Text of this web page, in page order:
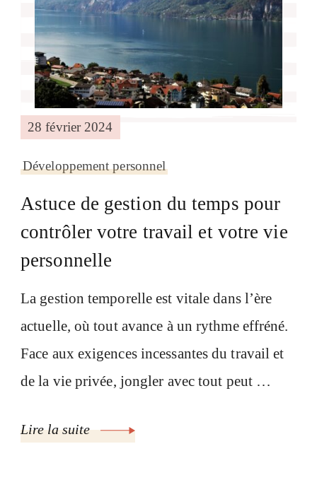
28 février 2024
Développement personnel
Astuce de gestion du temps pour
contrôler votre travail et votre vie
personnelle
La gestion temporelle est vitale dans l’ère
actuelle, où tout avance à un rythme effréné.
Face aux exigences incessantes du travail et
de la vie privée, jongler avec tout peut …
Lire la suite